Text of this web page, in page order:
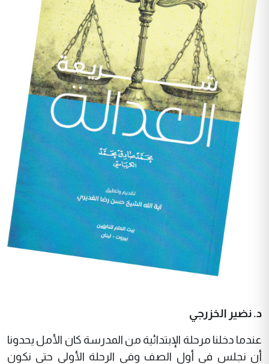
د. نضير الخزرجي
عندما دخلنا مرحلة الإبتدائية من المدرسة كان الأمل يحدونا
أن نجلس في أول الصف وفي الرحلة الأولى حتى نكون